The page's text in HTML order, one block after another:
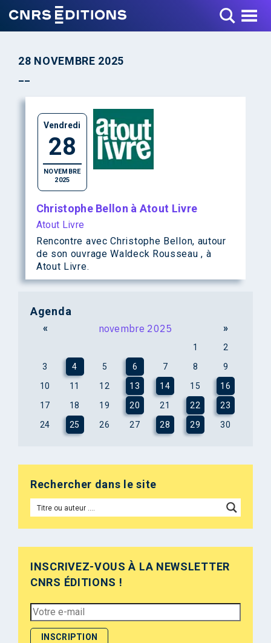
Toggle Menu
28 NOVEMBRE 2025
Christophe Bellon à Atout Livre
Atout Livre
Rencontre avec Christophe Bellon, autour
de son ouvrage Waldeck Rousseau , à
Atout Livre.
Vendredi
28
NOVEMBRE
2025
Agenda
« novembre 2025 »
1
2
3
4 5 6 7 8
9
10
11 12 13 14 15
16
17
18 19 20 21 22
23
24
25 26 27 28 29 30
Rechercher dans le site
INSCRIVEZ-VOUS À LA NEWSLETTER
CNRS ÉDITIONS !